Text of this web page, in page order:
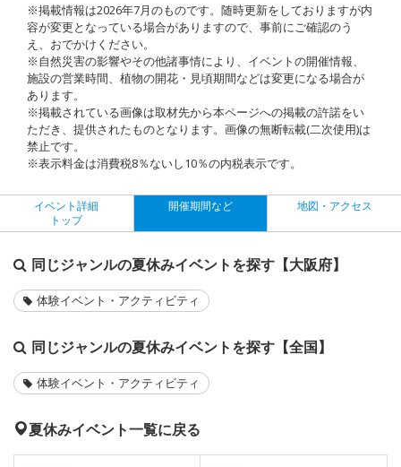
※掲載情報は2026年7月のものです。随時更新をしておりますが内
容が変更となっている場合がありますので、事前にご確認のう
え、おでかけください。
※自然災害の影響やその他諸事情により、イベントの開催情報、
施設の営業時間、植物の開花・見頃期間などは変更になる場合が
あります。
※掲載されている画像は取材先から本ページへの掲載の許諾をい
ただき、提供されたものとなります。画像の無断転載(二次使用)は
禁止です。
※表示料金は消費税8％ないし10％の内税表示です。
イベント詳細
トップ
開催期間など 地図・アクセス
同じジャンルの夏休みイベントを探す【大阪府】
体験イベント・アクティビティ
同じジャンルの夏休みイベントを探す【全国】
体験イベント・アクティビティ
夏休みイベント一覧に戻る